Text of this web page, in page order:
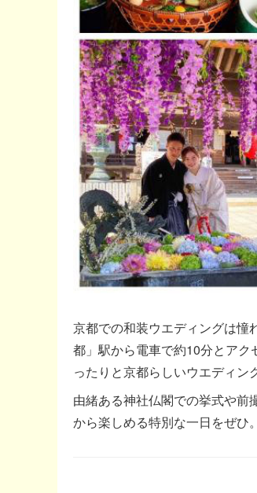
京都での和装ウエディングは
都」駅から電車で約10分とア
ったりと京都らしいウエディン
由緒ある神社仏閣での挙式や前
から楽しめる特別な一日をぜひ。